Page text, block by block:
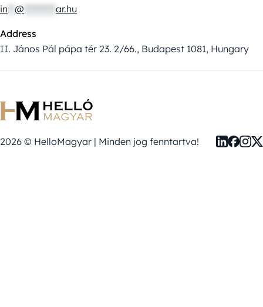
in @ ar.hu
Address
II. János Pál pápa tér 23. 2/66., Budapest 1081, Hungary
2026 © HelloMagyar | Minden jog fenntartva!